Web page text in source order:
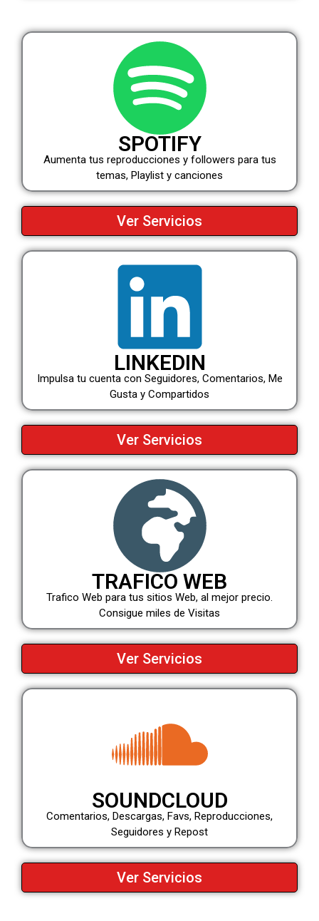
SPOTIFY
Aumenta tus reproducciones y followers para tus
temas, Playlist y canciones
Ver Servicios
LINKEDIN
Impulsa tu cuenta con Seguidores, Comentarios, Me
Gusta y Compartidos
Ver Servicios
TRAFICO WEB
Trafico Web para tus sitios Web, al mejor precio.
Consigue miles de Visitas
Ver Servicios
SOUNDCLOUD
Comentarios, Descargas, Favs, Reproducciones,
Seguidores y Repost
Ver Servicios